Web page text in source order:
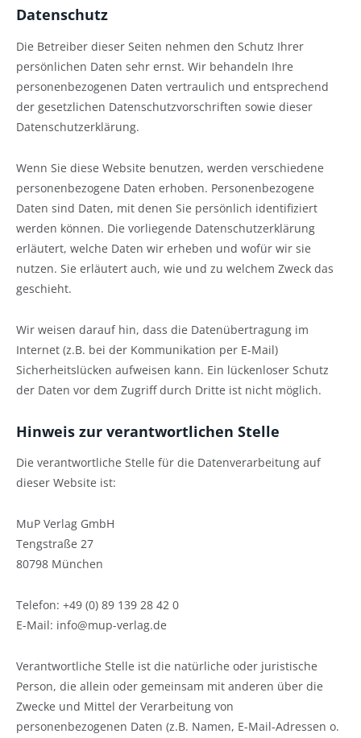
Datenschutz
Die Betreiber dieser Seiten nehmen den Schutz Ihrer
persönlichen Daten sehr ernst. Wir behandeln Ihre
personenbezogenen Daten vertraulich und entsprechend
der gesetzlichen Datenschutzvorschriften sowie dieser
Datenschutzerklärung.
Wenn Sie diese Website benutzen, werden verschiedene
personenbezogene Daten erhoben. Personenbezogene
Daten sind Daten, mit denen Sie persönlich identifiziert
werden können. Die vorliegende Datenschutzerklärung
erläutert, welche Daten wir erheben und wofür wir sie
nutzen. Sie erläutert auch, wie und zu welchem Zweck das
geschieht.
Wir weisen darauf hin, dass die Datenübertragung im
Internet (z.B. bei der Kommunikation per E-Mail)
Sicherheitslücken aufweisen kann. Ein lückenloser Schutz
der Daten vor dem Zugriff durch Dritte ist nicht möglich.
Hinweis zur verantwortlichen Stelle
Die verantwortliche Stelle für die Datenverarbeitung auf
dieser Website ist:
MuP Verlag GmbH
Tengstraße 27
80798 München
Telefon: +49 (0) 89 139 28 42 0
E-Mail: info@mup-verlag.de
Verantwortliche Stelle ist die natürliche oder juristische
Person, die allein oder gemeinsam mit anderen über die
Zwecke und Mittel der Verarbeitung von
personenbezogenen Daten (z.B. Namen, E-Mail-Adressen o.